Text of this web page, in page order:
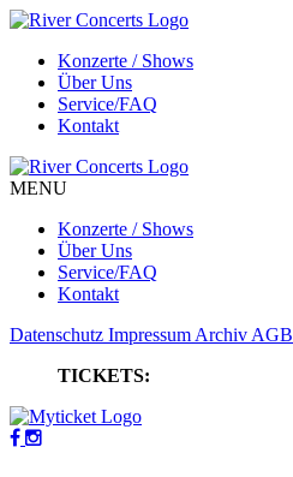
Konzerte / Shows
Über Uns
Service/FAQ
Kontakt
MENU
Konzerte / Shows
Über Uns
Service/FAQ
Kontakt
Datenschutz Impressum Archiv AGB
TICKETS: